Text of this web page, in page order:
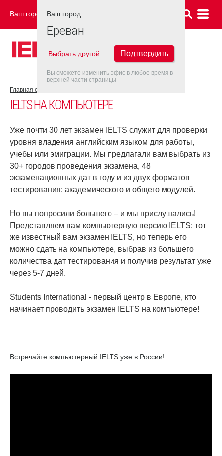
Ваш город: ЕРЕВАН
Главная страница
IELTS НА КОМПЬЮТЕРЕ
Уже почти 30 лет экзамен IELTS служит для проверки
уровня владения английским языком для работы,
учебы или эмиграции. Мы предлагали вам выбрать из
30+ городов проведения экзамена, 48
экзаменационных дат в году и из двух форматов
тестирования: академического и общего модулей.
Но вы попросили большего – и мы прислушались!
Представляем вам компьютерную версию IELTS: тот
же известный вам экзамен IELTS, но теперь его
можно сдать на компьютере, выбрав из большего
количества дат тестирования и получив результат уже
через 5-7 дней.
Students International - первый центр в Европе, кто
начинает проводить экзамен IELTS на компьютере!
Встречайте компьютерный IELTS уже в России!
Ваш город:
Ереван
Выбрать другой Подтвердить
Вы сможете изменить офис в любое время в
верхней части страницы